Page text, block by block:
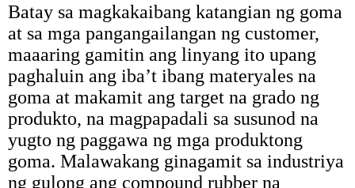
Batay sa magkakaibang katangian ng goma
at sa mga pangangailangan ng customer,
maaaring gamitin ang linyang ito upang
paghaluin ang iba’t ibang materyales na
goma at makamit ang target na grado ng
produkto, na magpapadali sa susunod na
yugto ng paggawa ng mga produktong
goma. Malawakang ginagamit sa industriya
ng gulong ang compound rubber na